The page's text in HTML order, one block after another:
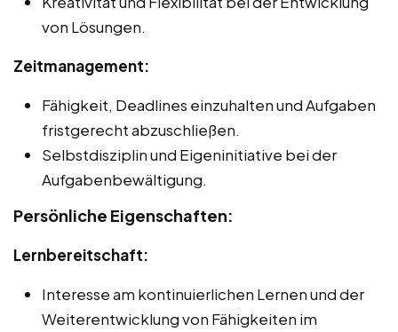
von Lösungen.
Zeitmanagement:
Fähigkeit, Deadlines einzuhalten und Aufgaben
fristgerecht abzuschließen.
Selbstdisziplin und Eigeninitiative bei der
Aufgabenbewältigung.
Persönliche Eigenschaften:
Lernbereitschaft:
Interesse am kontinuierlichen Lernen und der
Weiterentwicklung von Fähigkeiten im